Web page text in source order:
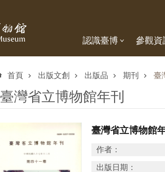
認識臺博 參觀資
首頁 出版文創 出版品 期刊 臺
臺灣省立博物館年刊
臺灣省立博物館
作者：
出版日期：